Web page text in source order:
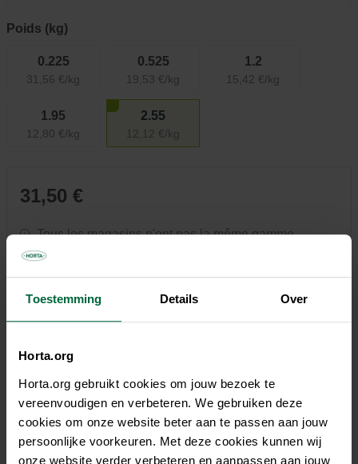
Toestemming Details Over
Horta.org
Horta.org gebruikt cookies om jouw bezoek te
vereenvoudigen en verbeteren. We gebruiken deze
cookies om onze website beter aan te passen aan jouw
persoonlijke voorkeuren. Met deze cookies kunnen wij
onze website verder verbeteren en aanpassen aan jouw
Poids (kg)
0.225
31,56 €/kg
0.525
19,53 €/kg
1.2
15,42 €/kg
1.95
12,80 €/kg
2.55
12,12 €/kg
31,50 €
Tous les magasins n'ont pas la même gamme
Pour réparer les zones dégarnies et pour sursemer le gazon
après une scarification. Les semences germent rapidement,
même à des températures plus basses. Une nutrition
organique de démarrage a été ajoutée pour un enracinement
encore plus rapide. Le gazon se densifie rapidement, ce qui